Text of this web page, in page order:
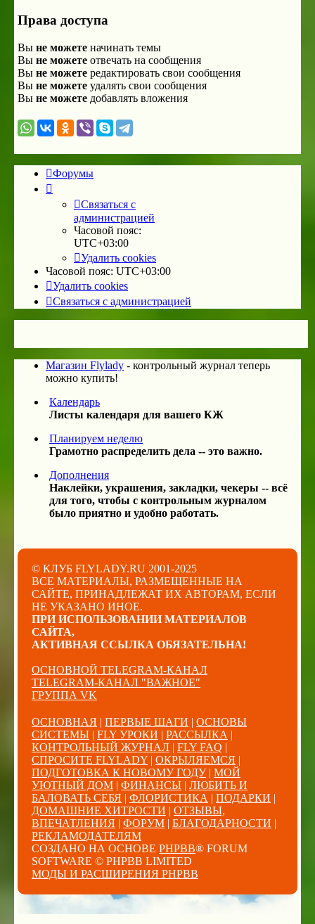
Права доступа
Вы не можете начинать темы
Вы не можете отвечать на сообщения
Вы не можете редактировать свои сообщения
Вы не можете удалять свои сообщения
Вы не можете добавлять вложения
Форумы
Связаться с
администрацией
Часовой пояс:
UTC+03:00
Удалить cookies
Часовой пояс: UTC+03:00
Удалить cookies
Связаться с администрацией
Магазин Flylady - контрольный журнал теперь
можно купить!
Календарь
Листы календаря для вашего КЖ
Планируем неделю
Грамотно распределить дела -- это важно.
Дополнения
Наклейки, украшения, закладки, чекеры -- всё
для того, чтобы с контрольным журналом
было приятно и удобно работать.
© КЛУБ FLYLADY.RU 2001-2025
ВСЕ МАТЕРИАЛЫ, РАЗМЕЩЕННЫЕ НА
САЙТЕ, ПРИНАДЛЕЖАТ ИХ АВТОРАМ, ЕСЛИ
НЕ УКАЗАНО ИНОЕ.
ПРИ ИСПОЛЬЗОВАНИИ МАТЕРИАЛОВ
САЙТА,
АКТИВНАЯ ССЫЛКА ОБЯЗАТЕЛЬНА!
ОСНОВНОЙ TELEGRAM-КАНАЛ
TELEGRAM-КАНАЛ "ВАЖНОЕ"
ГРУППА VK
ОСНОВНАЯ | ПЕРВЫЕ ШАГИ | ОСНОВЫ
СИСТЕМЫ | FLY УРОКИ | РАССЫЛКА |
КОНТРОЛЬНЫЙ ЖУРНАЛ | FLY FAQ |
СПРОСИТЕ FLYLADY | ОКРЫЛЯЕМСЯ |
ПОДГОТОВКА К НОВОМУ ГОДУ| МОЙ
УЮТНЫЙ ДОМ | ФИНАНСЫ | ЛЮБИТЬ И
БАЛОВАТЬ СЕБЯ | ФЛОРИСТИКА | ПОДАРКИ |
ДОМАШНИЕ ХИТРОСТИ | ОТЗЫВЫ,
ВПЕЧАТЛЕНИЯ | ФОРУМ | БЛАГОДАРНОСТИ |
РЕКЛАМОДАТЕЛЯМ
СОЗДАНО НА ОСНОВЕ PHPBB® FORUM
SOFTWARE © PHPBB LIMITED
МОДЫ И РАСШИРЕНИЯ PHPBB